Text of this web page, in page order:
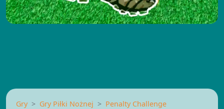
Gry Gry Piłki Nożnej Penalty Challenge